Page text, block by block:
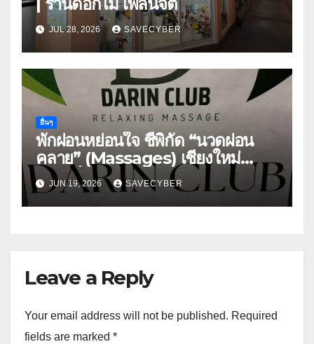
JUL 28, 2026 SAVECYBER
อื่นๆ
พักผ่อนหย่อนใจ ชี้พิกัด “นวดผ่อน
คลาย” (Massages) เชียงใหม่
สวรรค์แห่งการพักผ่อน
JUN 19, 2026 SAVECYBER
Leave a Reply
Your email address will not be published. Required
fields are marked *